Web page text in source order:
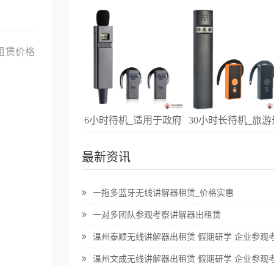
赁价格
6小时待机_适用于政府 30小时长待机_旅游
最新资讯
一拖多蓝牙无线讲解器租赁_价格实惠
一对多团队参观考察讲解器出租赁
温州泰顺无线讲解器出租赁 假期研学 企业参观
温州文成无线讲解器出租赁 假期研学 企业参观